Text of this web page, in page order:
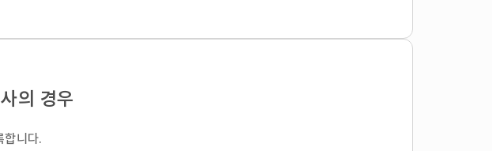
의 경우
합니다.